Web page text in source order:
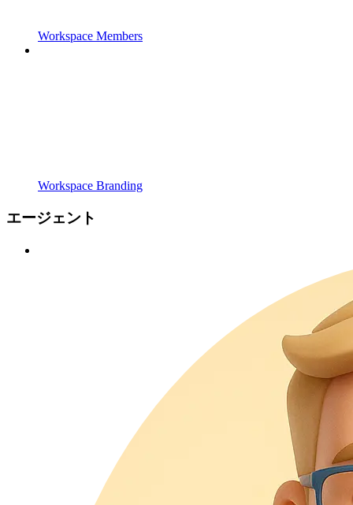
Workspace Members
Workspace Branding
エージェント